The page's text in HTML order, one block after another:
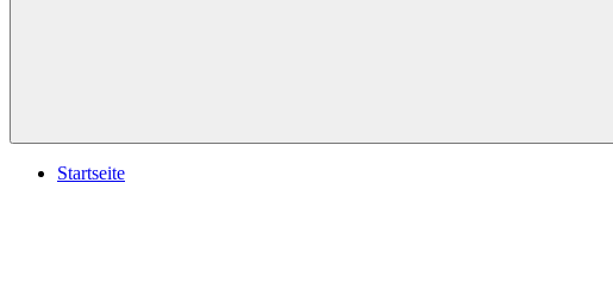
Startseite